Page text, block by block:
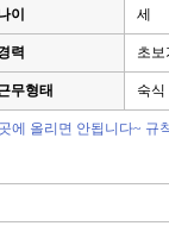
이 세
력 초보
무형태 숙식
에 올리면 안됩니다~ 규